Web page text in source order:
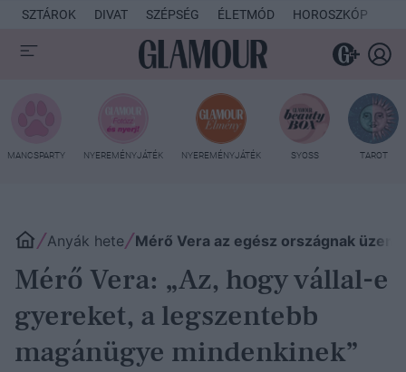
SZTÁROK DIVAT SZÉPSÉG ÉLETMÓD HOROSZKÓP
MANCSPARTY NYEREMÉNYJÁTÉK NYEREMÉNYJÁTÉK SYOSS TAROT
Anyák hete Mérő Vera az egész országnak üzent
Mérő Vera: „Az, hogy vállal-e
gyereket, a legszentebb
magánügye mindenkinek”